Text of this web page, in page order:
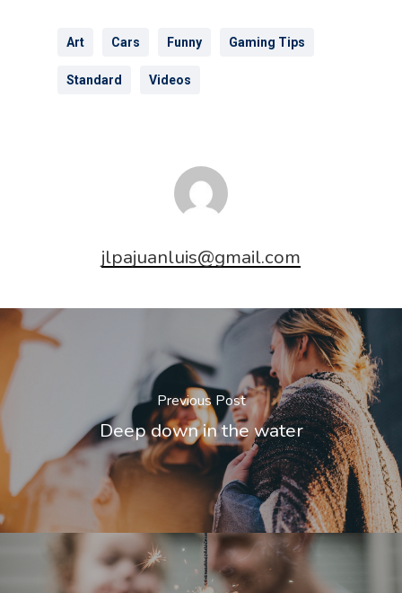
Art Cars Funny Gaming Tips
Standard Videos
jlpajuanluis@gmail.com
Previous Post
Deep down in the water